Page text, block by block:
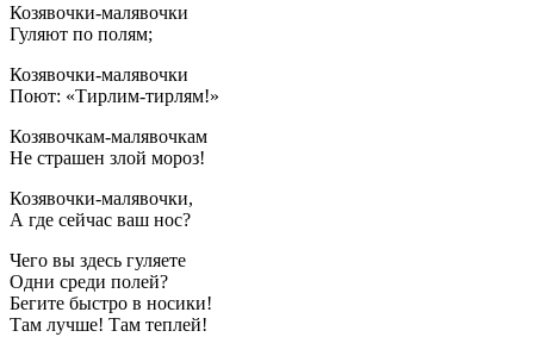
Козявочки-малявочки
Гуляют по полям;
Козявочки-малявочки
Поют: «Тирлим-тирлям!»
Козявочкам-малявочкам
Не страшен злой мороз!
Козявочки-малявочки,
А где сейчас ваш нос?
Чего вы здесь гуляете
Одни среди полей?
Бегите быстро в носики!
Там лучше! Там теплей!